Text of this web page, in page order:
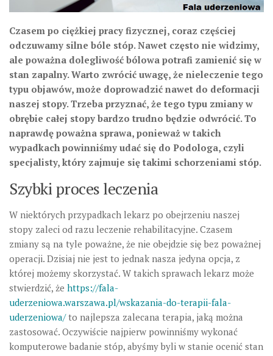
Czasem po ciężkiej pracy fizycznej, coraz częściej
odczuwamy silne bóle stóp. Nawet często nie widzimy,
ale poważna dolegliwość bólowa potrafi zamienić się w
stan zapalny. Warto zwrócić uwagę, że nieleczenie tego
typu objawów, może doprowadzić nawet do deformacji
naszej stopy. Trzeba przyznać, że tego typu zmiany w
obrębie całej stopy bardzo trudno będzie odwrócić. To
naprawdę poważna sprawa, ponieważ w takich
wypadkach powinniśmy udać się do Podologa, czyli
specjalisty, który zajmuje się takimi schorzeniami stóp.
Szybki proces leczenia
W niektórych przypadkach lekarz po obejrzeniu naszej
stopy zaleci od razu leczenie rehabilitacyjne. Czasem
zmiany są na tyle poważne, że nie obejdzie się bez poważnej
operacji. Dzisiaj nie jest to jednak nasza jedyna opcja, z
której możemy skorzystać. W takich sprawach lekarz może
stwierdzić, że https://fala-
uderzeniowa.warszawa.pl/wskazania-do-terapii-fala-
uderzeniowa/to najlepsza zalecana terapia, jaką można
zastosować. Oczywiście najpierw powinniśmy wykonać
komputerowe badanie stóp, abyśmy byli w stanie ocenić stan